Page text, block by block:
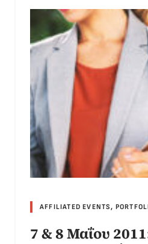
AFFILIATED EVENTS,
7 & 8 Μαΐου